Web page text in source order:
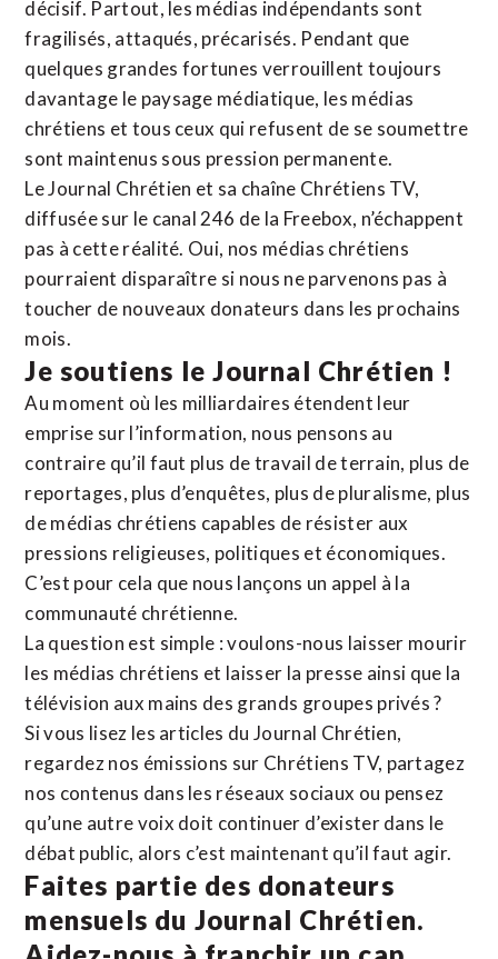
décisif. Partout, les médias indépendants sont
fragilisés, attaqués, précarisés. Pendant que
quelques grandes fortunes verrouillent toujours
davantage le paysage médiatique, les médias
chrétiens et tous ceux qui refusent de se soumettre
sont maintenus sous pression permanente.
Le Journal Chrétien et sa chaîne Chrétiens TV,
diffusée sur le canal 246 de la Freebox, n’échappent
pas à cette réalité. Oui, nos médias chrétiens
pourraient disparaître si nous ne parvenons pas à
toucher de nouveaux donateurs dans les prochains
mois.
Je soutiens le Journal Chrétien !
Au moment où les milliardaires étendent leur
emprise sur l’information, nous pensons au
contraire qu’il faut plus de travail de terrain, plus de
reportages, plus d’enquêtes, plus de pluralisme, plus
de médias chrétiens capables de résister aux
pressions religieuses, politiques et économiques.
C’est pour cela que nous lançons un appel à la
communauté chrétienne.
La question est simple : voulons-nous laisser mourir
les médias chrétiens et laisser la presse ainsi que la
télévision aux mains des grands groupes privés ?
Si vous lisez les articles du Journal Chrétien,
regardez nos émissions sur Chrétiens TV, partagez
nos contenus dans les réseaux sociaux ou pensez
qu’une autre voix doit continuer d’exister dans le
débat public, alors c’est maintenant qu’il faut agir.
Faites partie des donateurs
mensuels du Journal Chrétien.